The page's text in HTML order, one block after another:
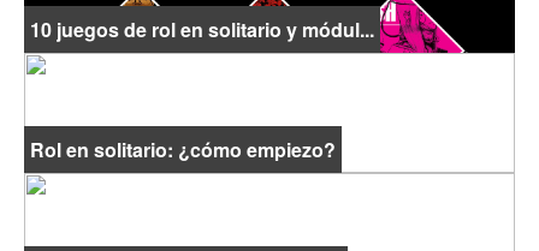
10 juegos de rol en solitario y módul...
Rol en solitario: ¿cómo empiezo?